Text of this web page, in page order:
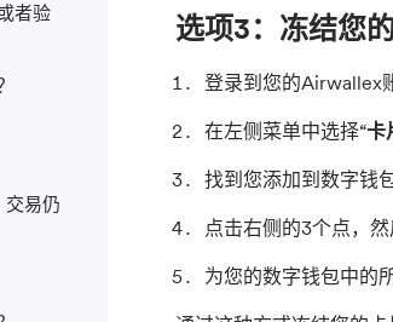
选项3：冻结您
登录到您的Airwallex
在左侧菜单中选择“卡
找到您添加到数字钱
点击右侧的3个点，
为您的数字钱包中的
者验
易仍